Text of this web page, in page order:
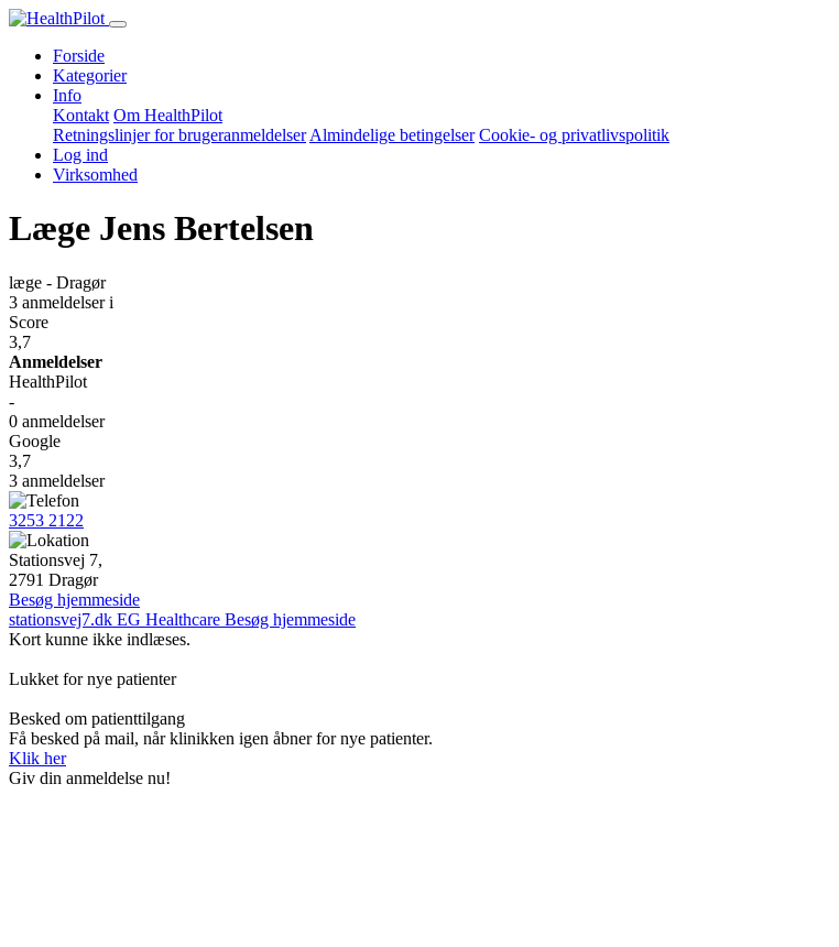
Forside
Kategorier
Info
Kontakt Om HealthPilot
Retningslinjer for brugeranmeldelser Almindelige betingelser Cookie- og privatlivspolitik
Log ind
Virksomhed
Læge Jens Bertelsen
læge - Dragør
3 anmeldelseri
Score
3,7
Anmeldelser
HealthPilot
-
0 anmeldelser
Google
3,7
3 anmeldelser
3253 2122
Stationsvej 7,
2791 Dragør
Besøg hjemmeside
stationsvej7.dk EG Healthcare Besøg hjemmeside
Kort kunne ikke indlæses.
Lukket for nye patienter
Besked om patienttilgang
Få besked på mail, når klinikken igen åbner for nye patienter.
Klik her
Giv din anmeldelse nu!